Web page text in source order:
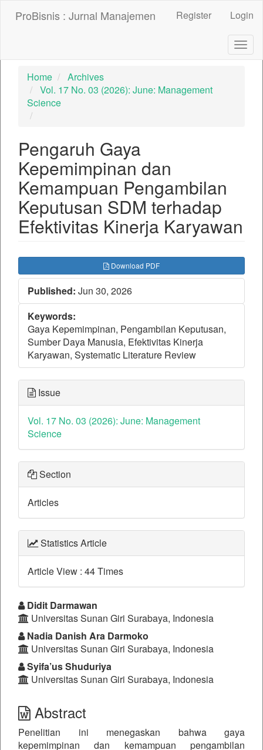
##plugins.themes.bootstrap3.accessible_menu.sidebar##
ProBisnis : Jurnal Manajemen Register Login
Home
Archives
Vol. 17 No. 03 (2026): June: Management
Science
Pengaruh Gaya
Kepemimpinan dan
Kemampuan Pengambilan
Keputusan SDM terhadap
Efektivitas Kinerja Karyawan
Download PDF
Published: Jun 30, 2026
Keywords:
Gaya Kepemimpinan, Pengambilan Keputusan,
Sumber Daya Manusia, Efektivitas Kinerja
Karyawan, Systematic Literature Review
Issue
Vol. 17 No. 03 (2026): June: Management
Science
Section
Articles
Statistics Article
Article View : 44 Times
Didit Darmawan
Universitas Sunan Giri Surabaya, Indonesia
Nadia Danish Ara Darmoko
Universitas Sunan Giri Surabaya, Indonesia
Syifa’us Shuduriya
Universitas Sunan Giri Surabaya, Indonesia
Abstract
Penelitian ini menegaskan bahwa gaya
kepemimpinan dan kemampuan pengambilan